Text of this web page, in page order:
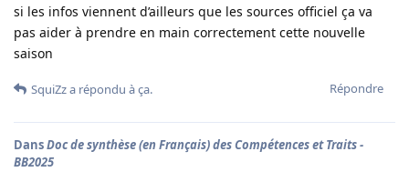
si les infos viennent d’ailleurs que les sources officiel ça va
pas aider à prendre en main correctement cette nouvelle
saison
Répondre
SquiZza répondu à ça.
DansDoc de synthèse (en Français) des Compétences et Traits -
BB2025